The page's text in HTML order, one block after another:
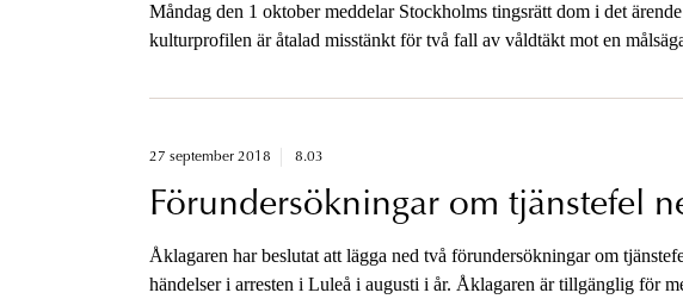
Måndag den 1 oktober meddelar Stockholms tingsrätt dom i det
kulturprofilen är åtalad misstänkt för två fall av våldtäkt mot en
27 september 2018 8.03
Förundersökningar om tjänstefel
Åklagaren har beslutat att lägga ned två förundersökningar om
händelser i arresten i Luleå i augusti i år. Åklagaren är tillgänglig för